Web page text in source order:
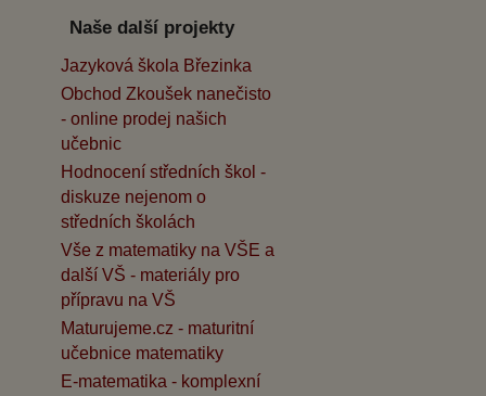
Naše další projekty
Jazyková škola Březinka
Obchod Zkoušek nanečisto
- online prodej našich
učebnic
Hodnocení středních škol -
diskuze nejenom o
středních školách
Vše z matematiky na VŠE a
další VŠ - materiály pro
přípravu na VŠ
Maturujeme.cz - maturitní
učebnice matematiky
E-matematika - komplexní